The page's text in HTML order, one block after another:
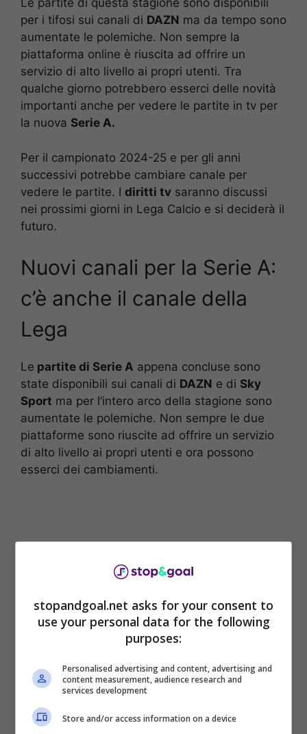
Le partite di questa stagione sono disponibili
per i tifosi sui canali di DAZN ma da tempo sono
aumentate le polemiche. Non sempre la
piattaforma online è riuscita ad offrire un
servizio di alto livello ai propri utenti. Tra
qualche giorno potrebbero esserci delle novità
importanti anche per vedere le partite in tv per
la nuova Serie A.
Per il campionato 2024-25 e per gli anni
successivi potrebbe cambiare canale per
vedere le partite. I diritti tv saranno discussi
nei prossimi giorni in Lega Calcio e si deciderà il
futuro.
Nuovi canali per la Serie A:
c’è anche il canale della
Lega
Le partite di Serie A appena concluse sono
state disponibili sui canali di DAZN e di Sky
Sport ma per l’intero arco della stagione sono
aumentate le polemiche. Non sempre le due
piattaforme sono riuscite ad offrire un servizio
di alto livello ai propri utenti e ora possono
esserci dei cambiamenti.
Il presidente della Lega Serie A,Lorenzo
, ai microfoni di SportMediaset, ha
parlato dei diritti tv del campionato italiano.
stopandgoal.net asks for your consent to
use your personal data for the following
purposes:
Personalised advertising and content, advertising and
content measurement, audience research and
services development
Store and/or access information on a device